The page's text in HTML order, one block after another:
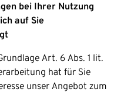
bei Ihrer Nutzung
auf Sie
Art. 6 Abs. 1 lit.
hat für Sie
unser Angebot zum